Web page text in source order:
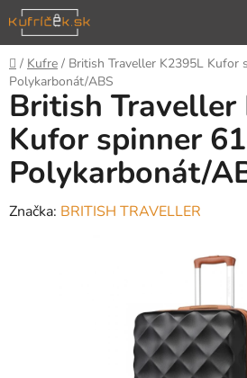
Prejsť
na
obsah
Domov
/ Kufre / British Traveller K2395L Kufor
Polykarbonát/ABS
British Traveller
Kufor spinner
Polykarbonát/
Značka: BRITISH TRAVELLER